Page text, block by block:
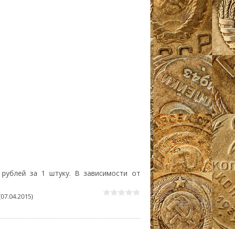
за 1 штуку. В зависимости от